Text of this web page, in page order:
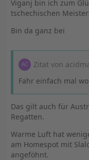
Viganj bin ich zum
tschechischen
Bin da ganz bei
Zitat von
Fahr einfach mal
Das gilt auch für
Regatten.
Warme Luft hat
am Homespot mit
angeföhnt.